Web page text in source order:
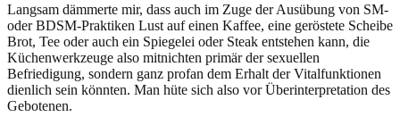
Langsam dämmerte mir, dass auch im Zuge der Ausübung von SM-
oder BDSM-Praktiken Lust auf einen Kaffee, eine geröstete Scheibe
Brot, Tee oder auch ein Spiegelei oder Steak entstehen kann, die
Küchenwerkzeuge also mitnichten primär der sexuellen
Befriedigung, sondern ganz profan dem Erhalt der Vitalfunktionen
dienlich sein könnten. Man hüte sich also vor Überinterpretation des
Gebotenen.